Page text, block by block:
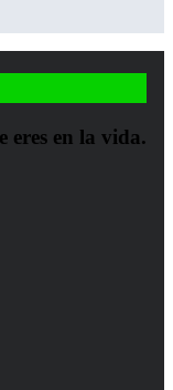
eres en la vida.